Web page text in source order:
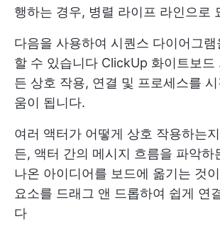
행하는 경우, 병렬 라이프 라인으로
다음을 사용하여 시퀀스 다이어그램
할 수 있습니다 ClickUp 화이트보드
든 상호 작용, 연결 및 프로세스를
움이 됩니다.
여러 액터가 어떻게 상호 작용하는
든, 액터 간의 메시지 흐름을 파악하
나온 아이디어를 보드에 옮기는 것
요소를 드래그 앤 드롭하여 쉽게 연
다